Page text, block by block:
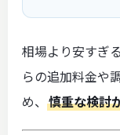
相場より安すぎ
らの追加料金や
め、 慎重な検討